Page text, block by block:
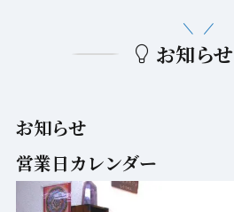
お知らせ
お知らせ
営業日カレンダー